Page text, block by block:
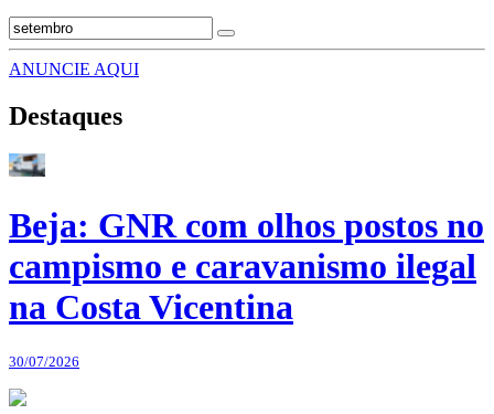
ANUNCIE AQUI
Destaques
Beja: GNR com olhos postos no
campismo e caravanismo ilegal
na Costa Vicentina
30/07/2026